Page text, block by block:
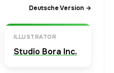
Deutsche Version →
ILLUSTRATOR
Studio Bora Inc.